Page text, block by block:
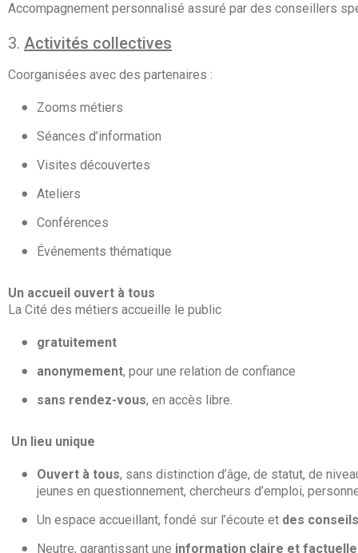
Accompagnement personnalisé assuré par des conseillers
Activités collectives
Coorganisées avec des partenaires :
Zooms métiers
Séances d’information
Visites découvertes
Ateliers
Conférences
Événements thématique
Un accueil ouvert à tous
La Cité des métiers accueille le public
gratuitement
anonymement, pour une relation de confiance
sans rendez-vous, en accès libre.
Un lieu unique
Ouvert à tous, sans distinction d’âge, de statut, de
jeunes en questionnement, chercheurs d’emploi,
Un espace accueillant, fondé sur l’écoute et des
Neutre, garantissant une information claire et factuelle